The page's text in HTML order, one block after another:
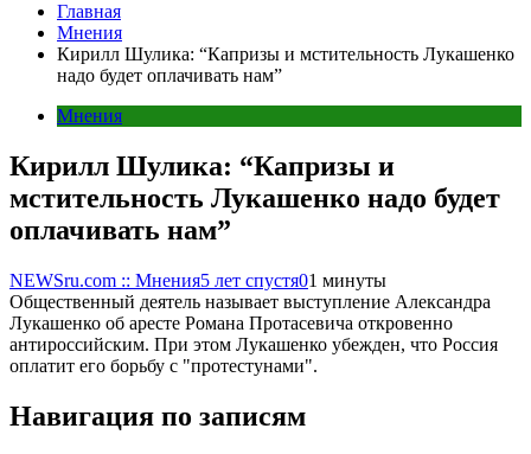
Главная
Мнения
Кирилл Шулика: “Капризы и мстительность Лукашенко
надо будет оплачивать нам”
Мнения
Кирилл Шулика: “Капризы и
мстительность Лукашенко надо будет
оплачивать нам”
NEWSru.com :: Мнения5 лет спустя01 минуты
Общественный деятель называет выступление Александра
Лукашенко об аресте Романа Протасевича откровенно
антироссийским. При этом Лукашенко убежден, что Россия
оплатит его борьбу с "протестунами".
Навигация по записям